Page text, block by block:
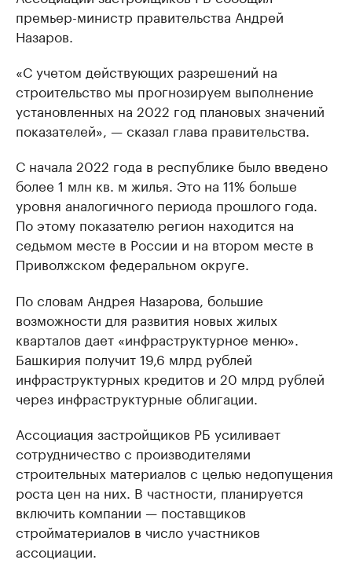
премьер-министр правительства Андрей
Назаров.
«С учетом действующих разрешений на
строительство мы прогнозируем выполнение
установленных на 2022 год плановых значений
показателей», — сказал глава правительства.
С начала 2022 года в республике было введено
более 1 млн кв. м жилья. Это на 11% больше
уровня аналогичного периода прошлого года.
По этому показателю регион находится на
седьмом месте в России и на втором месте в
Приволжском федеральном округе.
По словам Андрея Назарова, большие
возможности для развития новых жилых
кварталов дает «инфраструктурное меню».
Башкирия получит 19,6 млрд рублей
инфраструктурных кредитов и 20 млрд рублей
через инфраструктурные облигации.
Ассоциация застройщиков РБ усиливает
сотрудничество с производителями
строительных материалов с целью недопущения
роста цен на них. В частности, планируется
включить компании — поставщиков
стройматериалов в число участников
ассоциации.